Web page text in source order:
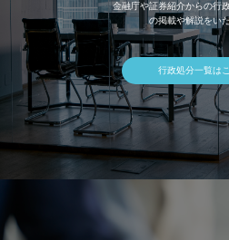
金融庁や証券紹介からの行
の掲載や解説をい
行政処分一覧は